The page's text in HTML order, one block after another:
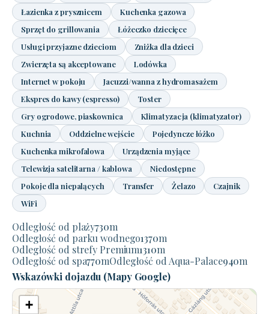
Łazienka z prysznicem
Kuchenka gazowa
Sprzęt do grillowania
Łóżeczko dziecięce
Usługi przyjazne dzieciom
Zniżka dla dzieci
Zwierzęta są akceptowane
Lodówka
Internet w pokoju
Jacuzzi/wanna z hydromasażem
Ekspres do kawy (espresso)
Toster
Gry ogrodowe, piaskownica
Klimatyzacja (klimatyzator)
Kuchnia
Oddzielne wejście
Pojedyncze łóżko
Kuchenka mikrofalowa
Urządzenia myjące
Telewizja satelitarna / kablowa
Niedostępne
Pokoje dla niepalących
Transfer Żelazo
Czajnik
WiFi
Odległość od plaży730m
Odległość od parku wodnego1370m
Odległość od strefy Premium1310m
Odległość od spa770mOdległość od Aqua-Palace940m
Wskazówki dojazdu (Mapy Google)
+